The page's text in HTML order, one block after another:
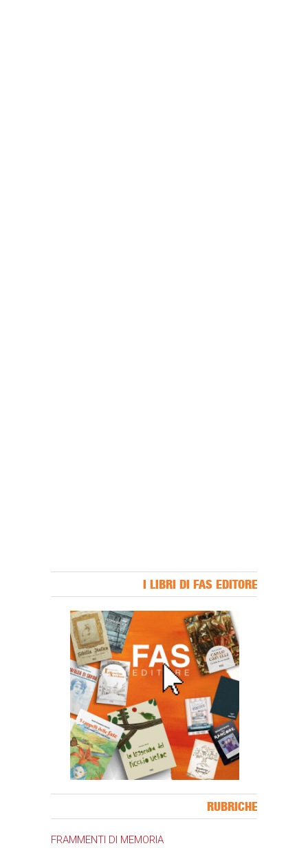
I LIBRI DI FAS EDITORE
RUBRICHE
FRAMMENTI DI MEMORIA